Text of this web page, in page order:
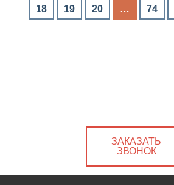
18 19 20 … 74
ЗАКАЗАТЬ
ЗВОНОК